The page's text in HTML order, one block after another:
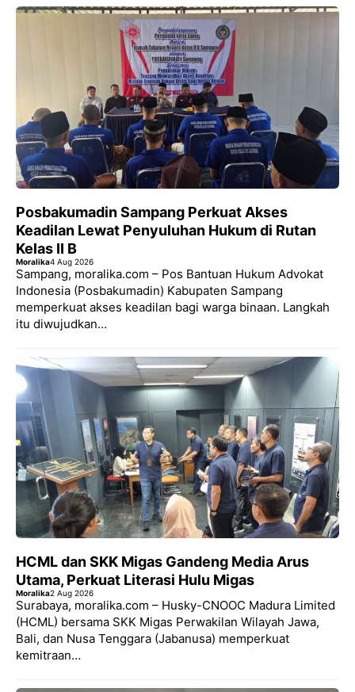
Posbakumadin Sampang Perkuat Akses
Keadilan Lewat Penyuluhan Hukum di Rutan
Kelas II B
Moralika4 Aug 2026
Sampang, moralika.com – Pos Bantuan Hukum Advokat
Indonesia (Posbakumadin) Kabupaten Sampang
memperkuat akses keadilan bagi warga binaan. Langkah
itu diwujudkan…
HCML dan SKK Migas Gandeng Media Arus
Utama, Perkuat Literasi Hulu Migas
Moralika2 Aug 2026
Surabaya, moralika.com – Husky-CNOOC Madura Limited
(HCML) bersama SKK Migas Perwakilan Wilayah Jawa,
Bali, dan Nusa Tenggara (Jabanusa) memperkuat
kemitraan…